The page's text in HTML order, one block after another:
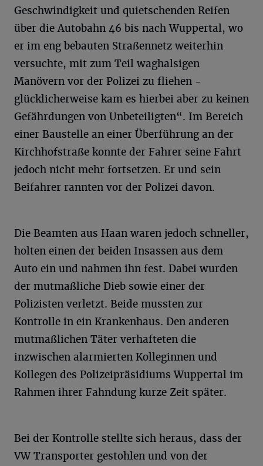
Geschwindigkeit und quietschenden Reifen
über die Autobahn 46 bis nach Wuppertal, wo
er im eng bebauten Straßennetz weiterhin
versuchte, mit zum Teil waghalsigen
Manövern vor der Polizei zu fliehen -
glücklicherweise kam es hierbei aber zu keinen
Gefährdungen von Unbeteiligten“. Im Bereich
einer Baustelle an einer Überführung an der
Kirchhofstraße konnte der Fahrer seine Fahrt
jedoch nicht mehr fortsetzen. Er und sein
Beifahrer rannten vor der Polizei davon.
Die Beamten aus Haan waren jedoch schneller,
holten einen der beiden Insassen aus dem
Auto ein und nahmen ihn fest. Dabei wurden
der mutmaßliche Dieb sowie einer der
Polizisten verletzt. Beide mussten zur
Kontrolle in ein Krankenhaus. Den anderen
mutmaßlichen Täter verhafteten die
inzwischen alarmierten Kolleginnen und
Kollegen des Polizeipräsidiums Wuppertal im
Rahmen ihrer Fahndung kurze Zeit später.
Bei der Kontrolle stellte sich heraus, dass der
VW Transporter gestohlen und von der